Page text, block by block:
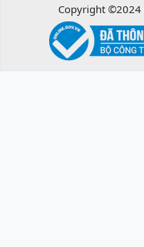
Copyright ©2024